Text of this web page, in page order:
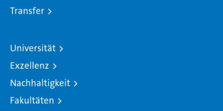
Transfer
Universität
Exzellenz
Nachhaltigkeit
Fakultäten